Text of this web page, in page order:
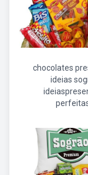
chocolates
ideias